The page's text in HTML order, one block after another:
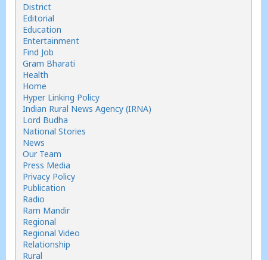
District
Editorial
Education
Entertainment
Find Job
Gram Bharati
Health
Home
Hyper Linking Policy
Indian Rural News Agency (IRNA)
Lord Budha
National Stories
News
Our Team
Press Media
Privacy Policy
Publication
Radio
Ram Mandir
Regional
Regional Video
Relationship
Rural